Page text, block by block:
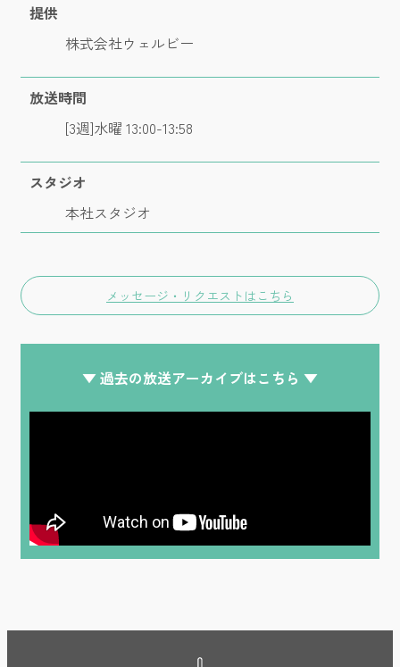
提供
株式会社ウェルビー
放送時間
[3週]水曜 13:00-13:58
スタジオ
本社スタジオ
メッセージ・リクエストはこちら
▼ 過去の放送アーカイブはこちら ▼